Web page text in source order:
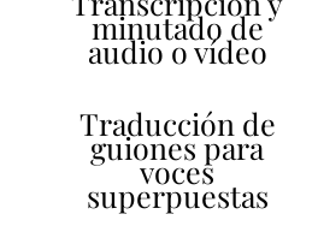
minutado de
audio o vídeo
Traducción de
guiones para
voces
superpuestas